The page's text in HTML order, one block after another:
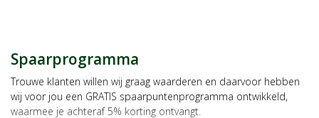
Spaarprogramma
Trouwe klanten willen wij graag waarderen en daarvoor hebben
wij voor jou een GRATIS spaarpuntenprogramma ontwikkeld,
waarmee je achteraf 5% korting ontvangt.